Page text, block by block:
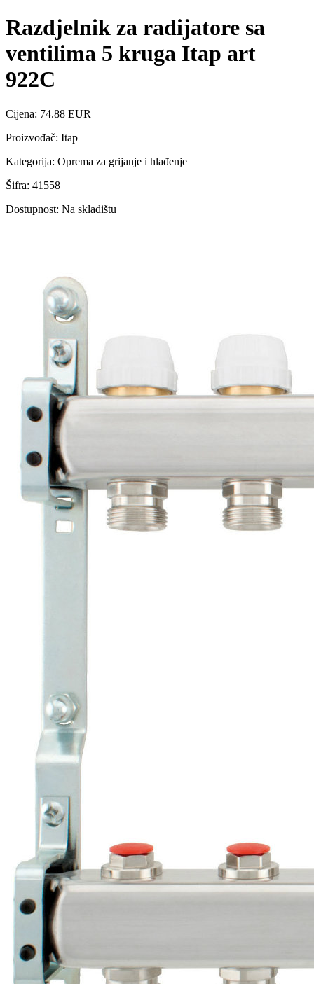
Razdjelnik za radijatore sa
ventilima 5 kruga Itap art
922C
Cijena: 74.88 EUR
Proizvođač: Itap
Kategorija: Oprema za grijanje i hlađenje
Šifra: 41558
Dostupnost: Na skladištu